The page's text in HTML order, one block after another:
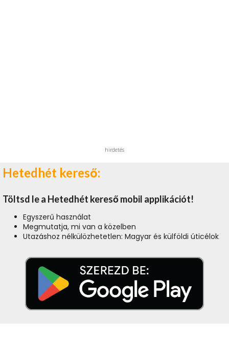
hirdetés
Hetedhét kereső:
Töltsd le a Hetedhét kereső mobil applikációt!
Egyszerű használat
Megmutatja, mi van a közelben
Utazáshoz nélkülözhetetlen: Magyar és külföldi úticélok